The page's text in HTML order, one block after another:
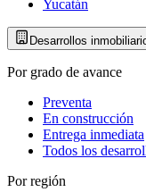
Yucatán
Desarrollos
Por grado de avance
Preventa
En construcción
Entrega inmediata
Todos los
Por región